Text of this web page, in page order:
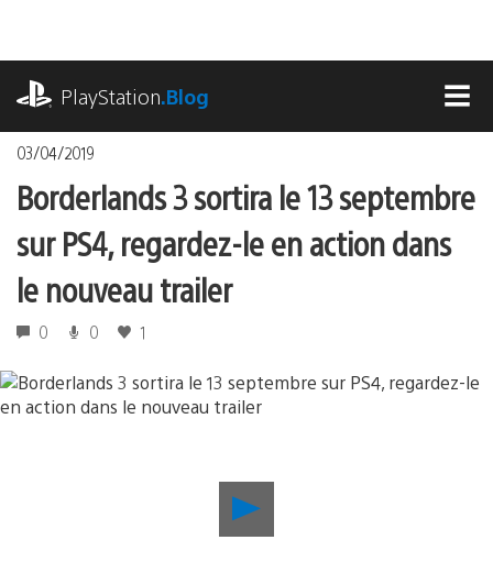
contenu
PlayStation.Blog
03/04/2019
Borderlands 3 sortira le 13 septembre
sur PS4, regardez-le en action dans
le nouveau trailer
0 0 1
vidéo